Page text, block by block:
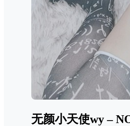
无颜小天使wy –